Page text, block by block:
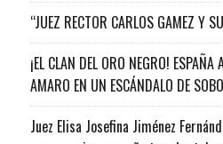
“JUEZ RECTOR CARLOS GAMEZ Y
¡EL CLAN DEL ORO NEGRO!
AMARO EN UN ESCÁNDALO DE
Juez Elisa Josefina Jiménez